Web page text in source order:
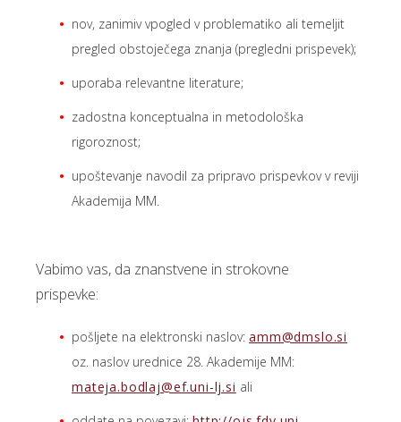
nov, zanimiv vpogled v problematiko ali temeljit
pregled obstoječega znanja (pregledni prispevek);
uporaba relevantne literature;
zadostna konceptualna in metodološka
rigoroznost;
upoštevanje navodil za pripravo prispevkov v reviji
Akademija MM.
Vabimo vas, da znanstvene in strokovne
prispevke:
pošljete na elektronski naslov: amm@dmslo.si
oz. naslov urednice 28. Akademije MM:
mateja.bodlaj@ef.uni-lj.si ali